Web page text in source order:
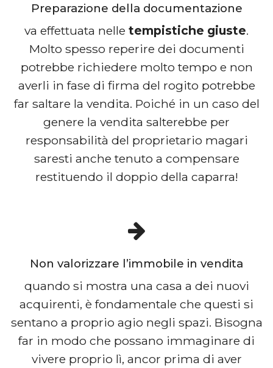
Preparazione della documentazione
va effettuata nelle tempistiche giuste.
Molto spesso reperire dei documenti
potrebbe richiedere molto tempo e non
averli in fase di firma del rogito potrebbe
far saltare la vendita. Poiché in un caso del
genere la vendita salterebbe per
responsabilità del proprietario magari
saresti anche tenuto a compensare
restituendo il doppio della caparra!
Non valorizzare l’immobile in vendita
quando si mostra una casa a dei nuovi
acquirenti, è fondamentale che questi si
sentano a proprio agio negli spazi. Bisogna
far in modo che possano immaginare di
vivere proprio lì, ancor prima di aver